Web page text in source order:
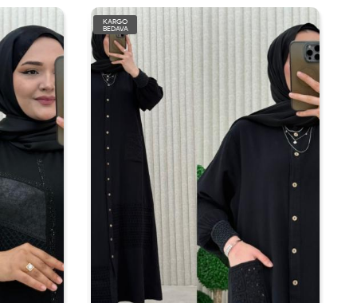
KARGO
BEDAVA